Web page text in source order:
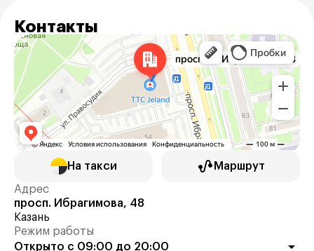
Контакты
На такси Маршрут
Адрес
просп. Ибрагимова, 48
Казань
Режим работы
Открыто с 09:00 до 20:00